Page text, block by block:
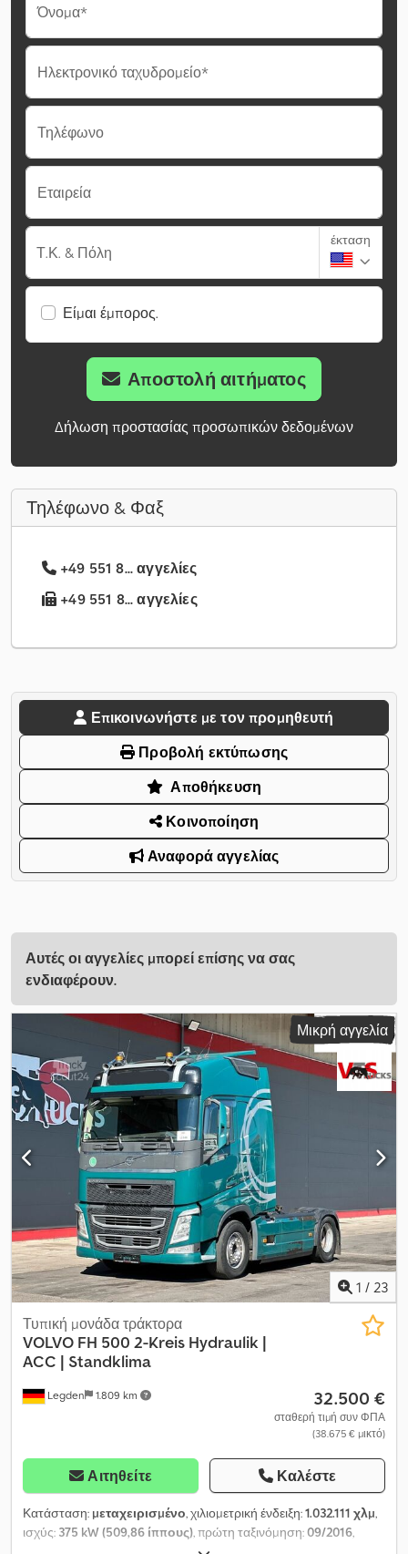
Όνομα*
Ηλεκτρονικό ταχυδρομείο*
Τηλέφωνο
Εταιρεία
Τ.Κ. & Πόλη
έκταση
Είμαι έμπορος.
Αποστολή αιτήματος
Δήλωση προστασίας προσωπικών δεδομένων
Τηλέφωνο & Φαξ
+49 551 8... αγγελίες
+49 551 8... αγγελίες
Επικοινωνήστε με τον προμηθευτή
Προβολή εκτύπωσης
Αποθήκευση
Κοινοποίηση
Αναφορά αγγελίας
Αυτές οι αγγελίες μπορεί επίσης να σας
ενδιαφέρουν.
Μικρή αγγελία
1 / 23
Legden 1.809 km
Τυπική μονάδα τράκτορα
VOLVO FH 500 2-Kreis Hydraulik |
ACC | Standklima
32.500 €
σταθερή τιμή συν ΦΠΑ
(38.675 € μικτό)
Αιτηθείτε Καλέστε
Κατάσταση: μεταχειρισμένο, χιλιομετρική ένδειξη:1.032.111 χλμ,
ισχύς: 375 kW (509,86 ίππους) , πρώτη ταξινόμηση:09/2016